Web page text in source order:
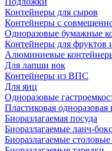
Контейнеры для сыров
Контейнеры с
Одноразовые бумажные
Контейнеры для фруктов
Алюминиевые
Для лапши вок
Контейнеры из ВПС
Для яиц
Одноразовые
Пластиковая одноразовая
Биоразлагаемая посуда
Биоразлагаемые ланч-
Биоразлагаемые